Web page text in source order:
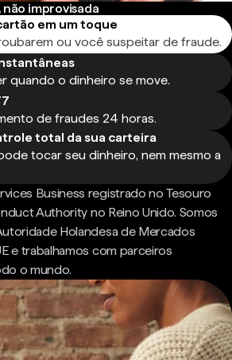
improvisada
em um toque
ou você suspeitar de fraude.
quando o dinheiro se move.
de fraudes 24 horas.
total da sua carteira
tocar seu dinheiro, nem mesmo a
Business registrado no Tesouro
Authority no Reino Unido. Somos
Holandesa de Mercados
e trabalhamos com parceiros
o mundo.